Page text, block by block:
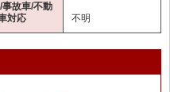
事故車/不動
対応
不明